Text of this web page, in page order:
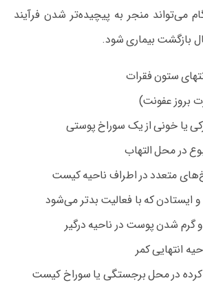
می‌تواند منجر به پیچیده‌تر شدن فرآیند
بازگشت بیماری شود.
ستون فقرات
بروز عفونت)
یا خونی از یک سوراخ پوستی
در محل التهاب
متعدد در اطراف ناحیه کیست
ایستادن که با فعالیت بدتر می‌شود
شدن پوست در ناحیه درگیر
انتهایی کمر
در محل برجستگی یا سوراخ کیست